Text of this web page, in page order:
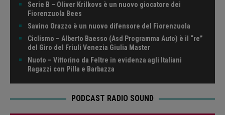
Serie B – Oliver Krilkovs è un nuovo giocatore dei
Fiorenzuola Bees
Savino Orazzo è un nuovo difensore del Fiorenzuola
Ciclismo – Alberto Baesso (Asd Programma Auto) è il “re”
del Giro del Friuli Venezia Giulia Master
Nuoto – Vittorino da Feltre in evidenza agli Italiani
Ragazzi con Pilla e Barbazza
PODCAST RADIO SOUND